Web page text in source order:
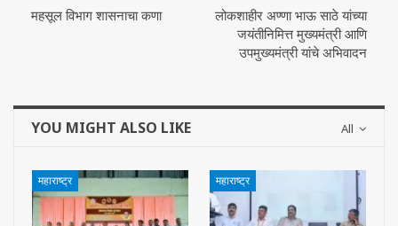
महसूल विभाग शासनाचा कणा
लोकशाहीर अण्णा भाऊ साठे यांच्या
जयंतीनिमित्त मुख्यमंत्री आणि
उपमुख्यमंत्री यांचे अभिवादन
All
YOU MIGHT ALSO LIKE
महाराष्ट्र महाराष्ट्र